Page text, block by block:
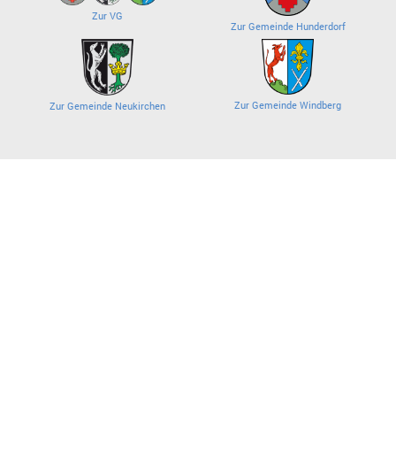
Zur VG
Zur Gemeinde Hunderdorf
Zur Gemeinde Neukirchen Zur Gemeinde Windberg